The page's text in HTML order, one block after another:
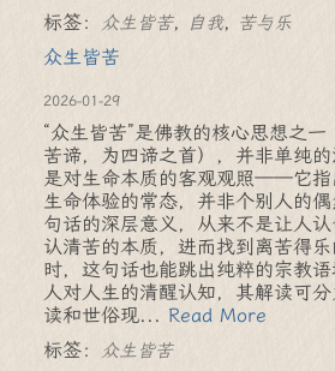
标签：
众生皆苦, 自我, 苦与乐
众生皆苦
2026-01-29
“众生皆苦”是佛教的核心思想之一
苦谛，为四谛之首），并非单纯
是对生命本质的客观观照——它指
生命体验的常态，并非个别人的
句话的深层意义，从来不是让人
认清苦的本质，进而找到离苦得
时，这句话也能跳出纯粹的宗教
人对人生的清醒认知，其解读可
读和世俗现... Read More
标签：
众生皆苦